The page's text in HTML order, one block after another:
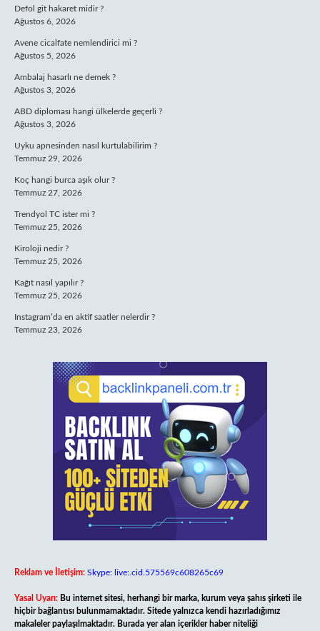
Defol git hakaret midir ?
Ağustos 6, 2026
Avene cicalfate nemlendirici mi ?
Ağustos 5, 2026
Ambalaj hasarlı ne demek ?
Ağustos 3, 2026
ABD diploması hangi ülkelerde geçerli ?
Ağustos 3, 2026
Uyku apnesinden nasıl kurtulabilirim ?
Temmuz 29, 2026
Koç hangi burca aşık olur ?
Temmuz 27, 2026
Trendyol TC ister mi ?
Temmuz 25, 2026
Kiroloji nedir ?
Temmuz 25, 2026
Kağıt nasıl yapılır ?
Temmuz 25, 2026
Instagram’da en aktif saatler nelerdir ?
Temmuz 23, 2026
Reklam ve İletişim: Skype: live:.cid.575569c608265c69
Yasal Uyarı: Bu internet sitesi, herhangi bir marka, kurum veya şahıs şirketi ile
hiçbir bağlantısı bulunmamaktadır. Sitede yalnızca kendi hazırladığımız
makaleler paylaşılmaktadır. Burada yer alan içerikler haber niteliği